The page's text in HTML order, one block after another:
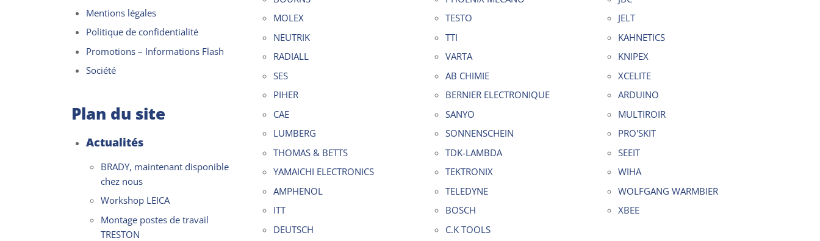
Mentions légales
Politique de confidentialité
Promotions – Informations Flash
Société
Plan du site
Actualités
BRADY, maintenant disponible
chez nous
Workshop LEICA
Montage postes de travail
TRESTON
MOLEX
NEUTRIK
RADIALL
SES
PIHER
CAE
LUMBERG
THOMAS & BETTS
YAMAICHI ELECTRONICS
AMPHENOL
ITT
DEUTSCH
TESTO
TTI
VARTA
AB CHIMIE
BERNIER ELECTRONIQUE
SANYO
SONNENSCHEIN
TDK-LAMBDA
TEKTRONIX
TELEDYNE
BOSCH
C.K TOOLS
JELT
KAHNETICS
KNIPEX
XCELITE
ARDUINO
MULTIROIR
PRO'SKIT
SEEIT
WIHA
WOLFGANG WARMBIER
XBEE